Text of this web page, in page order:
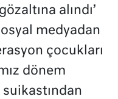
alındı’
medyadan
çocukları
dönem